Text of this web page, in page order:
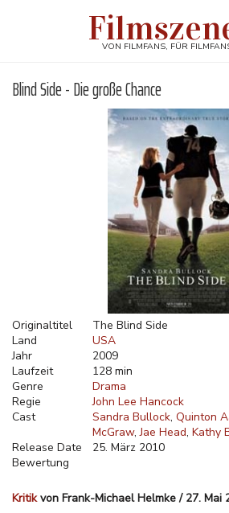
VON FILMFANS, FÜR
Blind Side - Die große Chance
Originaltitel
The Blind Side
Land
USA
Jahr
2009
Laufzeit
128 min
Genre
Drama
Regie
John Lee Hancock
Cast
Sandra Bullock Quinton
McGraw Jae Head Kathy
Release Date
25. März 2010
Bewertung
Kritikvon Frank-Michael Helmke / 27. Mai